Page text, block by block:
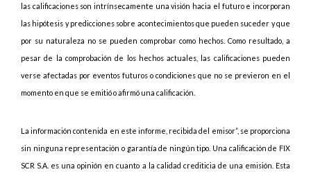
las calificaciones son intrínsecamente una visión hacia el futuro e incorporan
las hipótesis y predicciones sobre acontecimientos que pueden suceder y que
por su naturaleza no se pueden comprobar como hechos. Como resultado, a
pesar de la comprobación de los hechos actuales, las calificaciones pueden
verse afectadas por eventos futuros o condiciones que no se previeron en el
momento en que se emitió o afirmó una calificación.
La información contenida en este informe, recibida del emisor”, se proporciona
sin ninguna representación o garantía de ningún tipo. Una calificación de FIX
SCR S.A. es una opinión en cuanto a la calidad crediticia de una emisión. Esta